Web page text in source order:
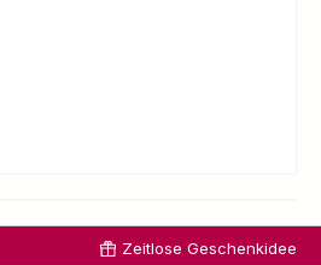
Zeitlose Geschenkidee